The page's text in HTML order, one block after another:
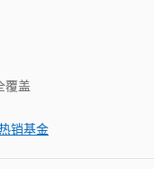
覆盖
销基金